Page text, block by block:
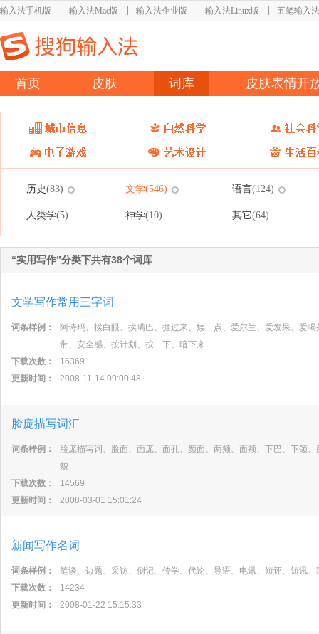
输入法手机版 输入法Mac版 输入法企业版 输入法Linux版 五笔输入法
首页 皮肤 词库 皮肤表情开
历史(83) 文学(546) 语言(124)
人类学(5) 神学(10) 其它(64)
“实用写作”分类下共有38个词库
文学写作常用三字词
词条样例：
阿诗玛、挨白眼、挨嘴巴、捱过来、矮一点、爱尔兰、爱发呆、爱
带、安全感、按计划、按一下、暗下来
下载次数：
16369
更新时间：
2008-11-14 09:00:48
脸庞描写词汇
词条样例：
脸庞描写词、脸面、面庞、面孔、颜面、两颊、面颊、下巴、下颌
貌
下载次数：
14569
更新时间：
2008-03-01 15:01:24
新闻写作名词
词条样例：
笔谈、边题、采访、侧记、传学、代论、导语、电讯、短评、短讯
下载次数：
14234
更新时间：
2008-01-22 15:15:33